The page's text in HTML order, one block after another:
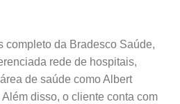
completo da Bradesco Saúde,
rede de hospitais,
de saúde como Albert
disso, o cliente conta com